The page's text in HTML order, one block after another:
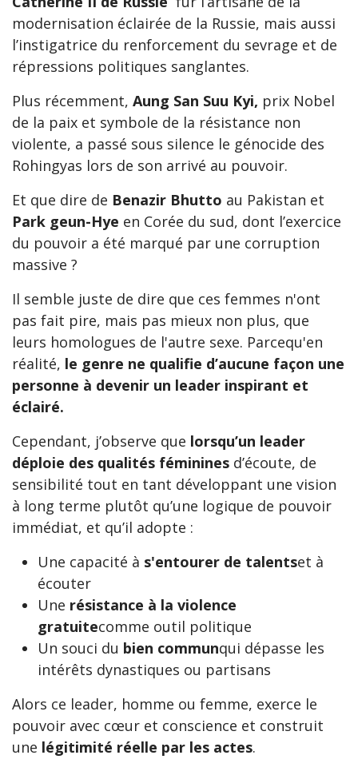
modernisation éclairée de la Russie, mais aussi
l’instigatrice du renforcement du sevrage et de
répressions politiques sanglantes.
Plus récemment, Aung San Suu Kyi, prix Nobel
de la paix et symbole de la résistance non
violente, a passé sous silence le génocide des
Rohingyas lors de son arrivé au pouvoir.
Et que dire de Benazir Bhutto au Pakistan et
Park geun-Hye en Corée du sud, dont l’exercice
du pouvoir a été marqué par une corruption
massive ?
Il semble juste de dire que ces femmes n'ont
pas fait pire, mais pas mieux non plus, que
leurs homologues de l'autre sexe. Parcequ'en
réalité, le genre ne qualifie d’aucune façon une
personne à devenir un leader inspirant et
éclairé.
Cependant, j’observe que lorsqu’un leader
déploie des qualités féminines d’écoute, de
sensibilité tout en tant développant une vision
à long terme plutôt qu’une logique de pouvoir
immédiat, et qu’il adopte :
Une capacité à s'entourer de talentset à
écouter
Une résistance à la violence
gratuitecomme outil politique
Un souci du bien communqui dépasse les
intérêts dynastiques ou partisans
Alors ce leader, homme ou femme, exerce le
pouvoir avec cœur et conscience et construit
une légitimité réelle par les actes.